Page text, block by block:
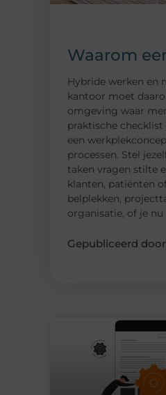
Waarom
Hybride werken en
kantoor moet
omgeving waar
praktische
een
processen. Stel
taken vragen stilte
klanten, patiënten
belplekken,
organisatie, of je nu
Gepubliceerd